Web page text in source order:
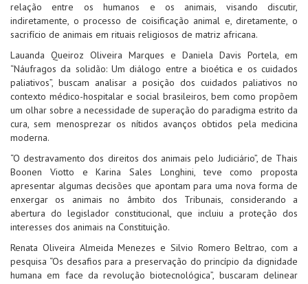
relação entre os humanos e os animais, visando discutir,
indiretamente, o processo de coisificação animal e, diretamente, o
sacrifício de animais em rituais religiosos de matriz africana.
Lauanda Queiroz Oliveira Marques e Daniela Davis Portela, em
“Náufragos da solidão: Um diálogo entre a bioética e os cuidados
paliativos”, buscam analisar a posição dos cuidados paliativos no
contexto médico-hospitalar e social brasileiros, bem como propõem
um olhar sobre a necessidade de superação do paradigma estrito da
cura, sem menosprezar os nítidos avanços obtidos pela medicina
moderna.
“O destravamento dos direitos dos animais pelo Judiciário”, de Thais
Boonen Viotto e Karina Sales Longhini, teve como proposta
apresentar algumas decisões que apontam para uma nova forma de
enxergar os animais no âmbito dos Tribunais, considerando a
abertura do legislador constitucional, que incluiu a proteção dos
interesses dos animais na Constituição.
Renata Oliveira Almeida Menezes e Silvio Romero Beltrao, com a
pesquisa “Os desafios para a preservação do princípio da dignidade
humana em face da revolução biotecnológica”, buscaram delinear